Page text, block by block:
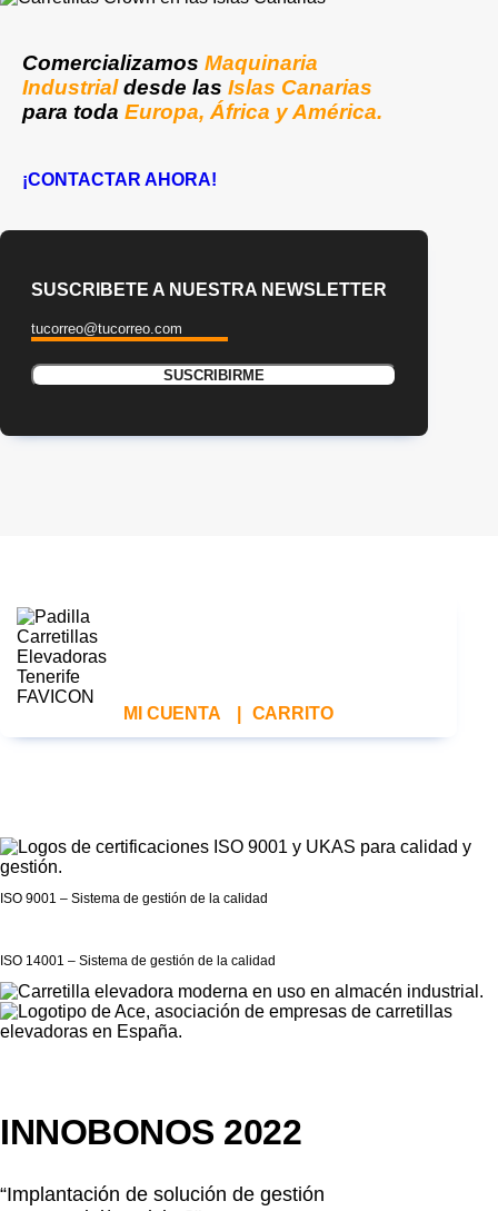
Comercializamos Maquinaria
Industrialdesde las Islas Canarias
para toda Europa, África y América.
¡CONTACTAR AHORA!
SUSCRIBETE A NUESTRA NEWSLETTER
MI CUENTA CARRITO
ISO 9001 – Sistema de gestión de la calidad
ISO 14001 – Sistema de gestión de la calidad
INNOBONOS 2022
“Implantación de solución de gestión